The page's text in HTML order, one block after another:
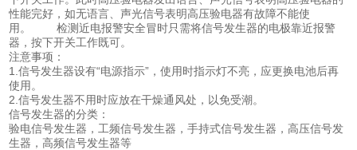
性能完好，如无语言、声光信号表明高压验电器有故障不能使
用。 检测近电报警安全冒时只需将信号发生器的电极靠近报警
器，按下开关工作既可。
注意事项：
1.信号发生器设有“电源指示”，使用时指示灯不亮，应更换电池后再
使用。
2.信号发生器不用时应放在干燥通风处，以免受潮。
信号发生器的分类：
验电信号发生器，工频信号发生器，手持式信号发生器，高压信号发
生器，高频信号发生器等